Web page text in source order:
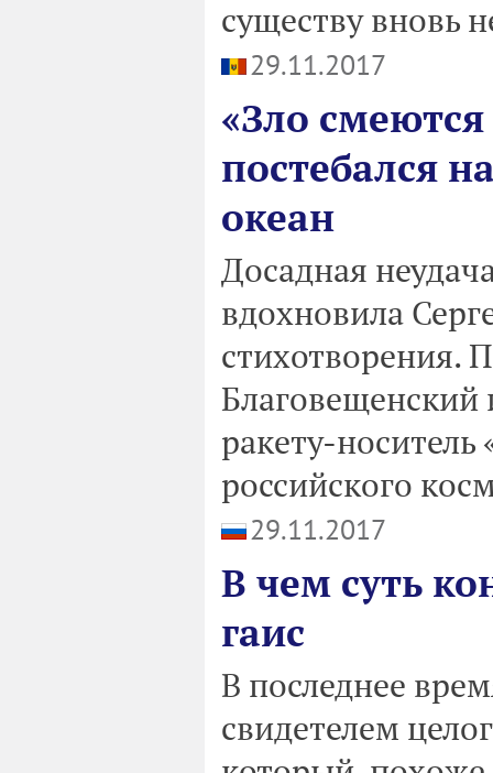
существу вновь
29.11.2017
«Зло
постебался
океан
Досадная
вдохновила
стихотворения.
ракету-носитель
российского
29.11.2017
В чем суть
гаис
В последнее
свидетелем